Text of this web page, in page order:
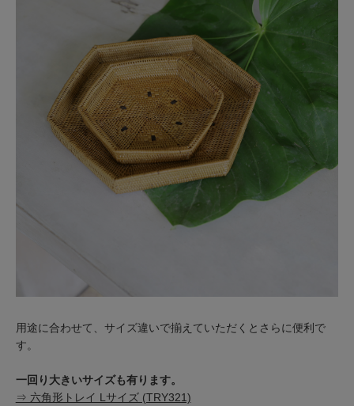
用途に合わせて、サイズ違いで揃えていただくとさらに便利で
す。
一回り大きいサイズも有ります。
⇒ 六角形トレイ Lサイズ (TRY321)